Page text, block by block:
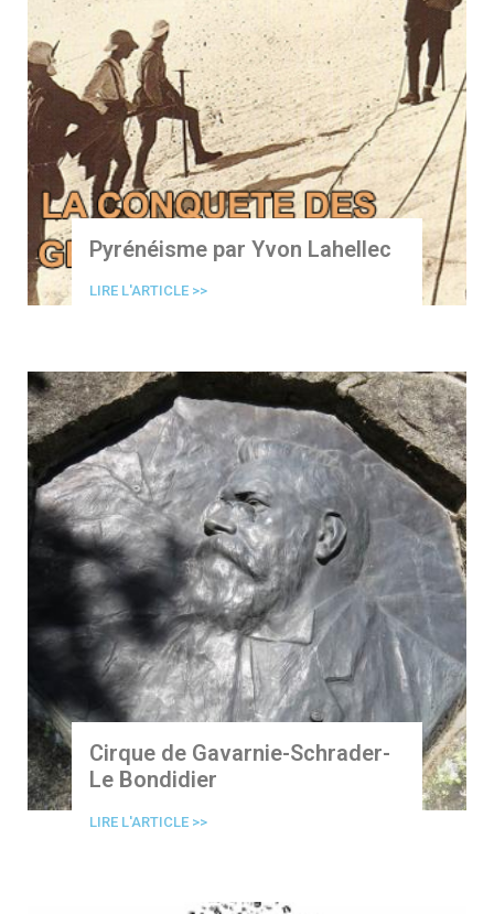
Pyrénéisme par Yvon Lahellec
LIRE L'ARTICLE >>
Cirque de Gavarnie-Schrader-
Le Bondidier
LIRE L'ARTICLE >>